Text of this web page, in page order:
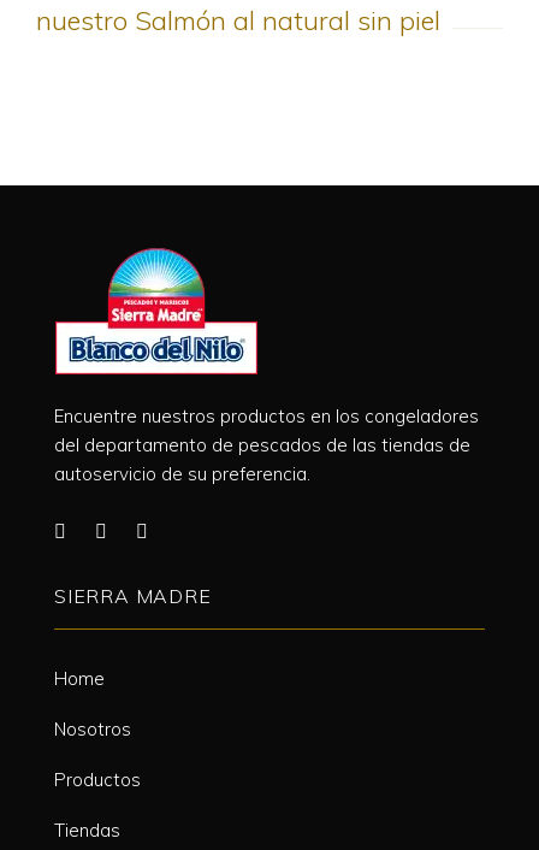
nuestro Salmón al natural sin piel
Encuentre nuestros productos en los congeladores
del departamento de pescados de las tiendas de
autoservicio de su preferencia.
SIERRA MADRE
Home
Nosotros
Productos
Tiendas